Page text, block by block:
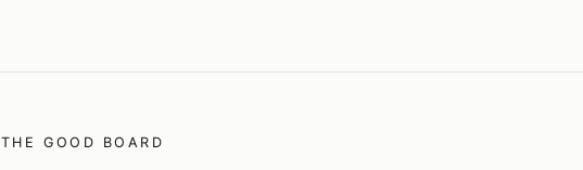
THE GOOD BOARD